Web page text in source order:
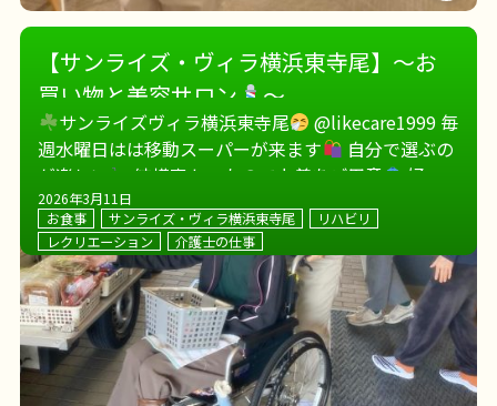
【サンライズ・ヴィラ横浜東寺尾】～お
買い物と美容サロン
～
サンライズヴィラ横浜東寺尾
@likecare1999 毎
週水曜日はは移動スーパーが来ます
自分で選ぶの
が楽しい
結構寒かったので上着をご用意
好物
が見つかりましたか？
サンライ […]
2026年3月11日
お食事 サンライズ・ヴィラ横浜東寺尾
リハビリ
レクリエーション
介護士の仕事